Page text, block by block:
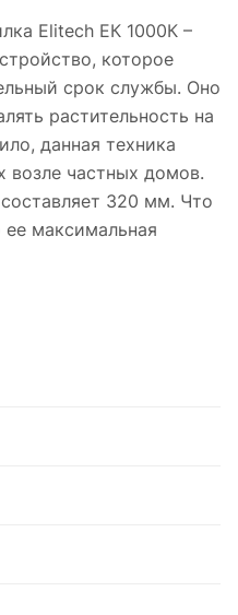
Elitech ЕК 1000К –
которое
срок службы. Оно
растительность на
данная техника
возле частных домов.
320 мм. Что
ее максимальная